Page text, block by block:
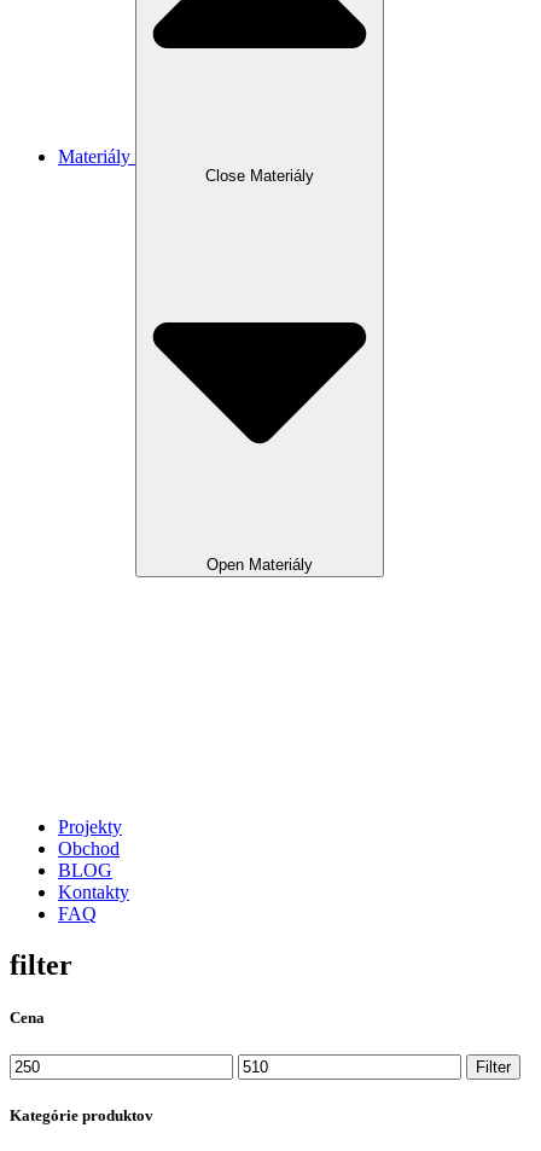
Materiály
Close Materiály
Open Materiály
Projekty
Obchod
BLOG
Kontakty
FAQ
filter
Cena
Minimálna
cena
Maximálna
cena
Filter
Kategórie produktov